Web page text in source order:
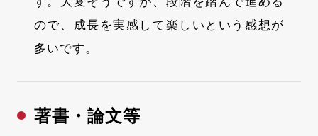
ので、成長を実感して楽しいという感想が
多いです。
著書・論文等